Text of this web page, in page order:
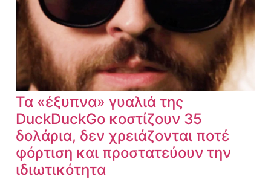
Τα «έξυπνα» γυαλιά της
DuckDuckGo κοστίζουν 35
δολάρια, δεν χρειάζονται ποτέ
φόρτιση και προστατεύουν την
ιδιωτικότητα